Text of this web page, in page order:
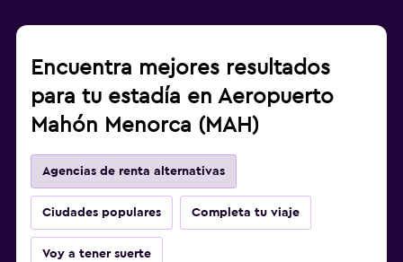
Encuentra mejores resultados
para tu estadía en Aeropuerto
Mahón Menorca (MAH)
Agencias de renta alternativas
Ciudades populares Completa tu viaje
Voy a tener suerte